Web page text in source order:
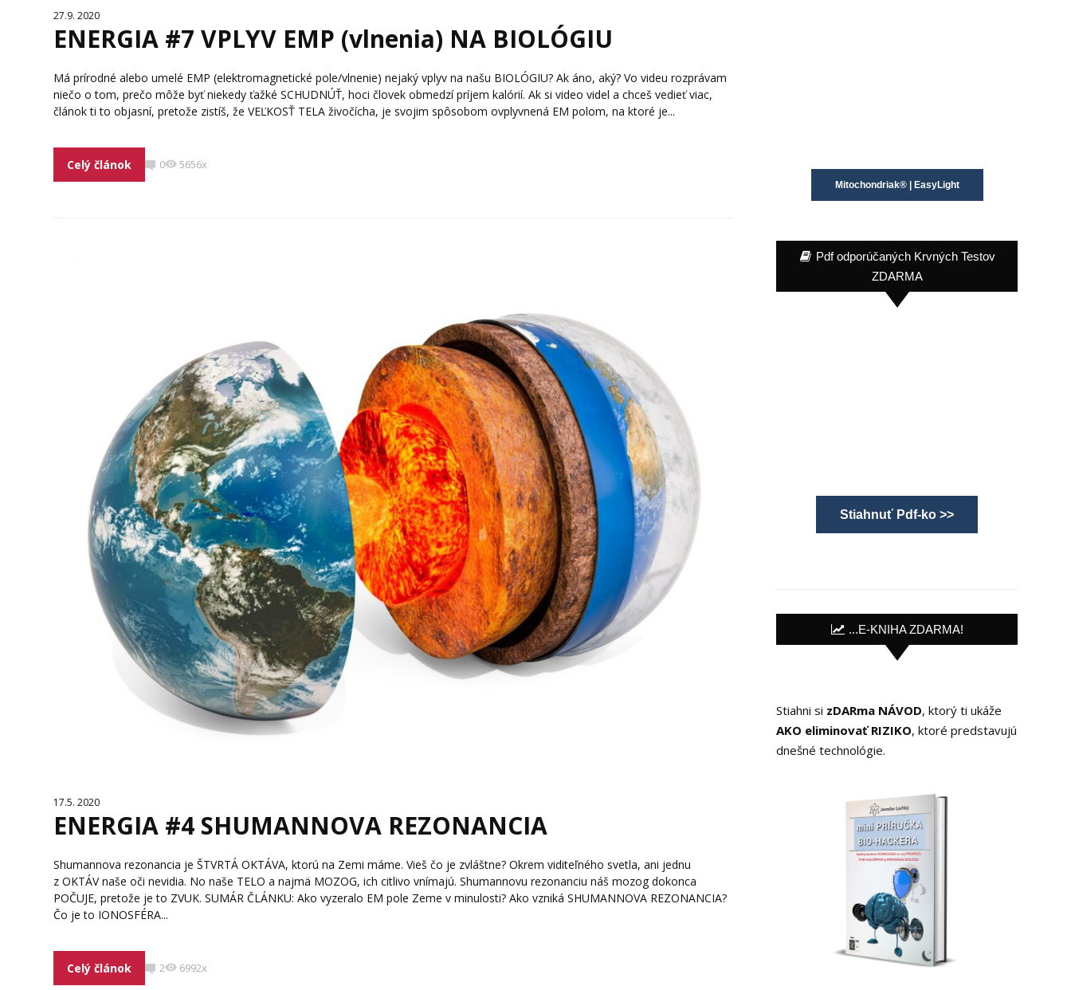
27.9. 2020
ENERGIA #7 VPLYV EMP (vlnenia) NA BIOLÓGIU
Má prírodné alebo umelé EMP (elektromagnetické pole/vlnenie) nejaký vplyv na našu BIOLÓGIU? Ak áno, aký? Vo videu rozprávam
niečo o tom, prečo môže byť niekedy ťažké SCHUDNÚŤ, hoci človek obmedzí príjem kalórií. Ak si video videl a chceš vedieť viac,
článok ti to objasní, pretože zistíš, že VEĽKOSŤ TELA živočícha, je svojim spôsobom ovplyvnená EM polom, na ktoré je...
Celý článok 0 5656x
17.5. 2020
ENERGIA #4 SHUMANNOVA REZONANCIA
Shumannova rezonancia je ŠTVRTÁ OKTÁVA, ktorú na Zemi máme. Vieš čo je zvláštne? Okrem viditeľného svetla, ani jednu
z OKTÁV naše oči nevidia. No naše TELO a najmä MOZOG, ich citlivo vnímajú. Shumannovu rezonanciu náš mozog dokonca
POČUJE, pretože je to ZVUK. SUMÁR ČLÁNKU: Ako vyzeralo EM pole Zeme v minulosti? Ako vzniká SHUMANNOVA REZONANCIA?
Čo je to IONOSFÉRA...
Celý článok 2 6992x
Mitochondriak® | EasyLight
Pdf odporúčaných Krvných Testov
ZDARMA
Stiahnuť Pdf-ko >>
...E-KNIHA ZDARMA!
Stiahni si zDARma NÁVOD, ktorý ti ukáže
AKO eliminovať RIZIKO, ktoré predstavujú
dnešné technológie.